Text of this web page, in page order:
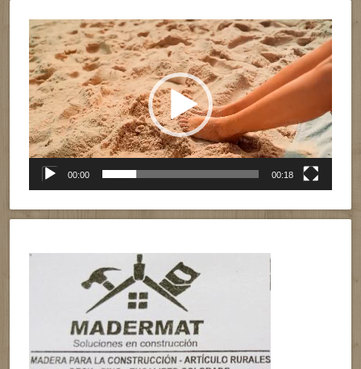
Reproductor
de
vídeo
00:00 00:18